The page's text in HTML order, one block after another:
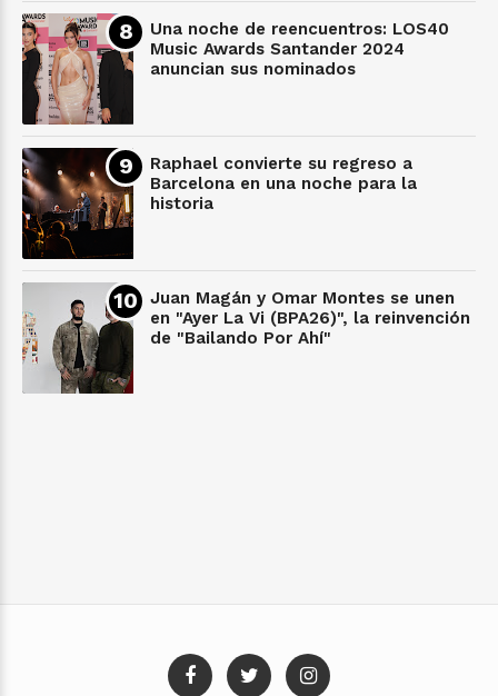
Una noche de reencuentros: LOS40
Music Awards Santander 2024
anuncian sus nominados
Raphael convierte su regreso a
Barcelona en una noche para la
historia
Juan Magán y Omar Montes se unen
en "Ayer La Vi (BPA26)", la reinvención
de "Bailando Por Ahí"